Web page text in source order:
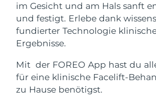
im Gesicht und am Hals sanft
und festigt. Erlebe dank
fundierter Technologie
Ergebnisse.
Mit der FOREO App hast du
für eine klinische Facelift-
zu Hause benötigst.
LUNA™ 4 Plus
Massage, LED heating
LUNA™ 4 Men
For men, anti-aging
BEAR™ 2 go
Microcurrent toning on-
BEAR™ 2 eyes &
Microcurrent line
Hydratisierung
UFO™ 3 Set
Deep facial hydration
UFO™ 3 LED
Near-infrared and red
device
issa™ 4
Hybrid silicone sonic
issa™ 4 plus
Smart hybrid silicone
FAQ™ ANTI-AGING-
Anti-aging
NEW
Bosnien und
Herzegowina
Erwartete
Brunei Darussalam
Bulgarien Erwartete
Kanada